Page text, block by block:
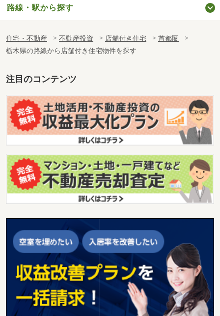
路線・駅から探す
住宅・不動産 不動産投資 店舗付き住宅
首都圏
栃木県の路線から店舗付き住宅物件を探す
注目のコンテンツ